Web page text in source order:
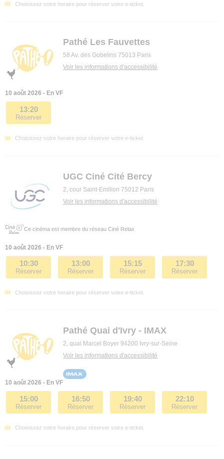
Choisissez votre horaire pour réserver votre e-ticket.
Pathé Les Fauvettes
58 Av. des Gobelins 75013 Paris
Voir les informations d'accessibilité
10 août 2026 - En VF
13:20
Réserver
Choisissez votre horaire pour réserver votre e-ticket.
UGC Ciné Cité Bercy
2, cour Saint-Emilion 75012 Paris
Voir les informations d'accessibilité
Ce cinéma est membre du réseau Ciné Relax
10 août 2026 - En VF
10:30
Réserver
13:00
Réserver
15:15
Réserver
17:30
Réserver
Choisissez votre horaire pour réserver votre e-ticket.
Pathé Quai d'Ivry - IMAX
2, quai Marcel Boyer 94200 Ivry-sur-Seine
Voir les informations d'accessibilité
10 août 2026 - En VF
15:00
Réserver
16:50
Réserver
19:40
Réserver
22:10
Réserver
Choisissez votre horaire pour réserver votre e-ticket.